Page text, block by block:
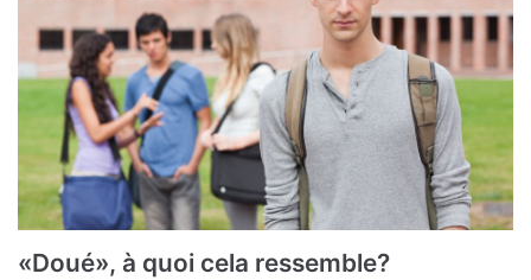
«Doué», à quoi cela ressemble?